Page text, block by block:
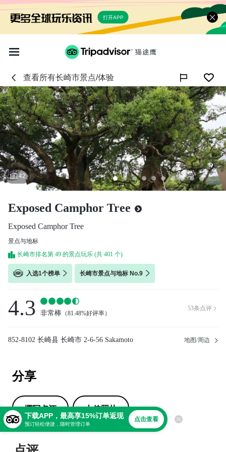
打开APP
查看所有长崎市景点/体验
42
Exposed Camphor Tree
Exposed Camphor Tree
景点与地标
长崎市排名第 49 的景点玩乐 (共 401 个)
入选1个榜单 长崎市景点与地标 No.9
4.3 非常棒 （81.48%好评率）
53条点评 
852-8102 长崎县 长崎市 2-6-56 Sakamoto 地图/周边
分享
撰写点评 上传照片
下载APP，最高享15%订单返现
预订轻松便捷，随时管理订单
点击查看